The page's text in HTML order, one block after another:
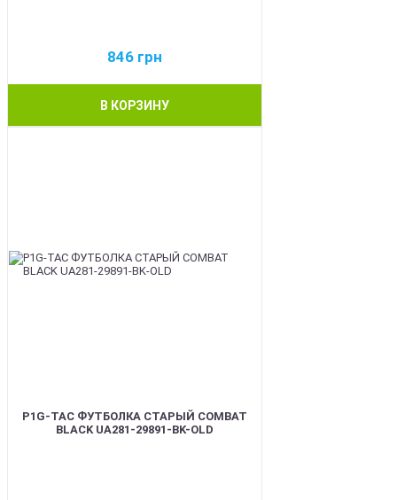
846 грн
В КОРЗИНУ
P1G-TAC ФУТБОЛКА СТАРЫЙ COMBAT
BLACK UA281-29891-BK-OLD